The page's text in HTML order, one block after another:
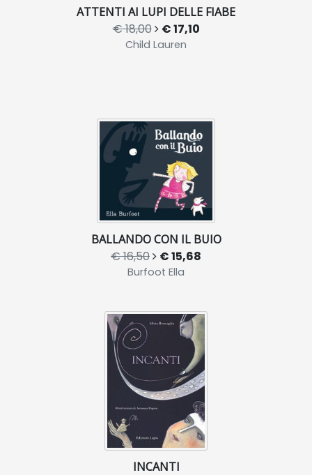
ATTENTI AI LUPI DELLE FIABE
€ 18,00 € 17,10
Child Lauren
BALLANDO CON IL BUIO
€ 16,50 € 15,68
Burfoot Ella
INCANTI